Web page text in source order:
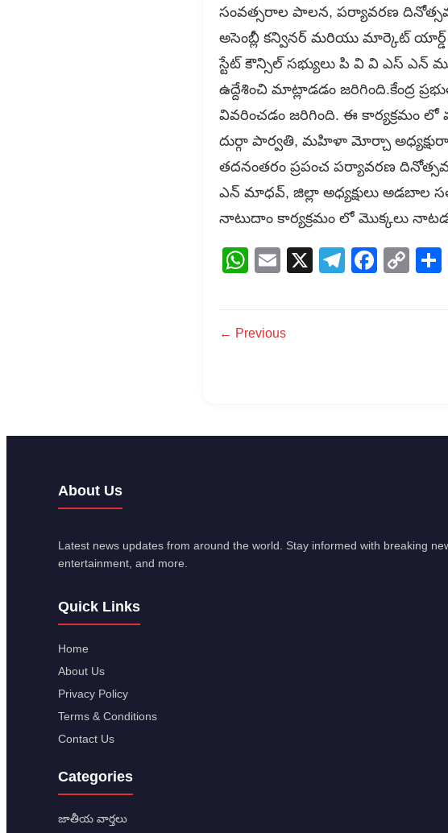
సంవత్సరాల పాలన, పర్యావరణ
అసెంబ్లీ కన్వినర్ మరియు మార్కెట్ యార్డ్
స్టేట్ కౌన్సిల్ సభ్యులు పి వి వి ఎస్
ఉద్దేశించి మాట్లాడడం జరిగింది.కేంద్ర
వివరించడం జరిగింది. ఈ కార్యక్రమం
దుర్గా పార్వతి, మహిళా మోర్చా
తదనంతరం ప్రపంచ పర్యావరణ
ఎన్ మాధవ్, జిల్లా అధ్యక్షులు
నాటుదాం కార్యక్రమం లో మొక్కలు
WhatsApp
Email
X Telegram
← Previous
About Us
Latest news updates from around the world. Stay informed with breaking
entertainment, and more.
Quick Links
Home
About Us
Privacy Policy
Terms & Conditions
Contact Us
Categories
జాతీయ వార్తలు